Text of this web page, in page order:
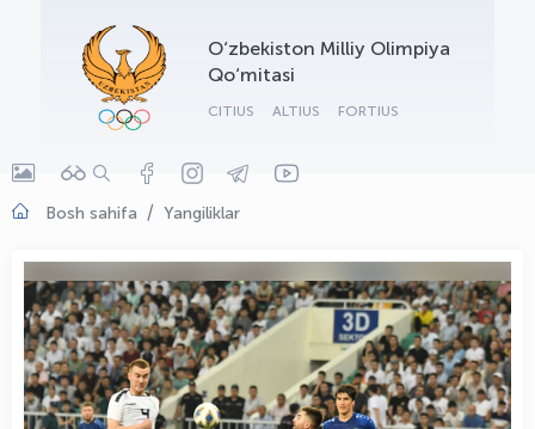
O‘zbekiston Milliy Olimpiya
Qo‘mitasi
CITIUS ALTIUS FORTIUS
Bosh sahifa Yangiliklar
OLYMPCHIK AI - yordamchi
Onlayn · olympic.uz